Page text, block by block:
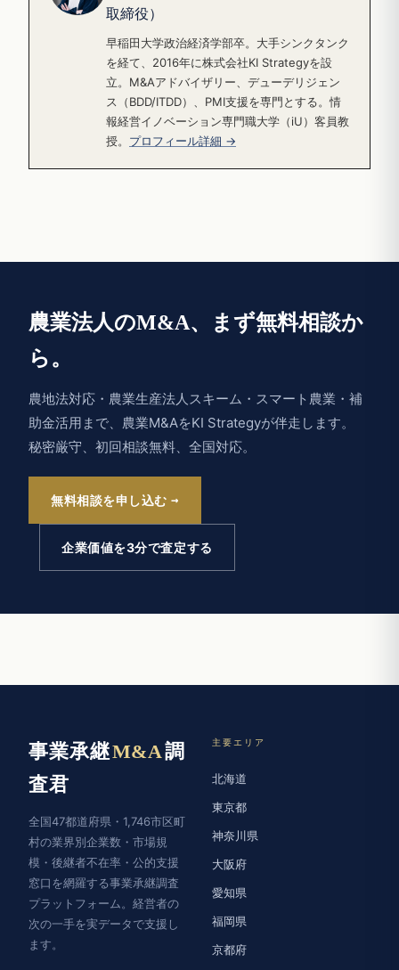
取締役）
早稲田大学政治経済学部卒。大手シンクタンク
を経て、2016年に株式会社KI Strategyを設
立。M&Aアドバイザリー、デューデリジェン
ス（BDD/ITDD）、PMI支援を専門とする。情
報経営イノベーション専門職大学（iU）客員教
授。 プロフィール詳細 →
農業法人のM&A、まず無料相談か
ら。
農地法対応・農業生産法人スキーム・スマート農業・補
助金活用まで、農業M&AをKI Strategyが伴走します。
秘密厳守、初回相談無料、全国対応。
無料相談を申し込む
企業価値を3分で査定する
事業承継M&A調
査君
全国47都道府県・1,746市区町
村の業界別企業数・市場規
模・後継者不在率・公的支援
窓口を網羅する事業承継調査
プラットフォーム。経営者の
次の一手を実データで支援し
ます。
主要エリア
北海道
東京都
神奈川県
大阪府
愛知県
福岡県
京都府